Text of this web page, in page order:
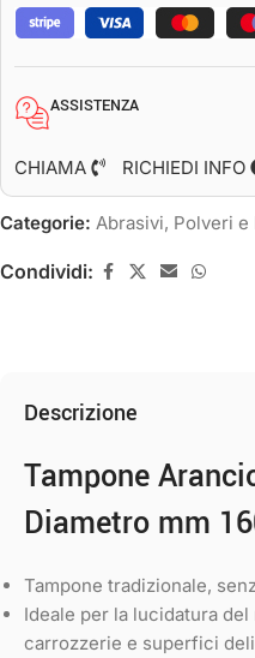
ASSISTENZA
CHIAMA RICHIEDI INFO
Categorie: Abrasivi, Polveri e
Condividi:
Descrizione
Tampone
Diametro mm
Tampone tradizionale,
Ideale per la lucidatura
carrozzerie e superfici